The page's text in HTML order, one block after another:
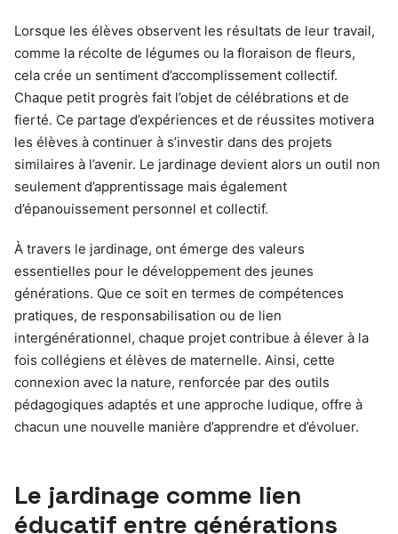
Lorsque les élèves observent les résultats de leur travail,
comme la récolte de légumes ou la floraison de fleurs,
cela crée un sentiment d’accomplissement collectif.
Chaque petit progrès fait l’objet de célébrations et de
fierté. Ce partage d’expériences et de réussites motivera
les élèves à continuer à s’investir dans des projets
similaires à l’avenir. Le jardinage devient alors un outil non
seulement d’apprentissage mais également
d’épanouissement personnel et collectif.
À travers le jardinage, ont émerge des valeurs
essentielles pour le développement des jeunes
générations. Que ce soit en termes de compétences
pratiques, de responsabilisation ou de lien
intergénérationnel, chaque projet contribue à élever à la
fois collégiens et élèves de maternelle. Ainsi, cette
connexion avec la nature, renforcée par des outils
pédagogiques adaptés et une approche ludique, offre à
chacun une nouvelle manière d’apprendre et d’évoluer.
Le jardinage comme lien
éducatif entre générations